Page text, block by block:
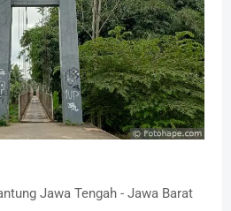
Jawa Tengah - Jawa Barat